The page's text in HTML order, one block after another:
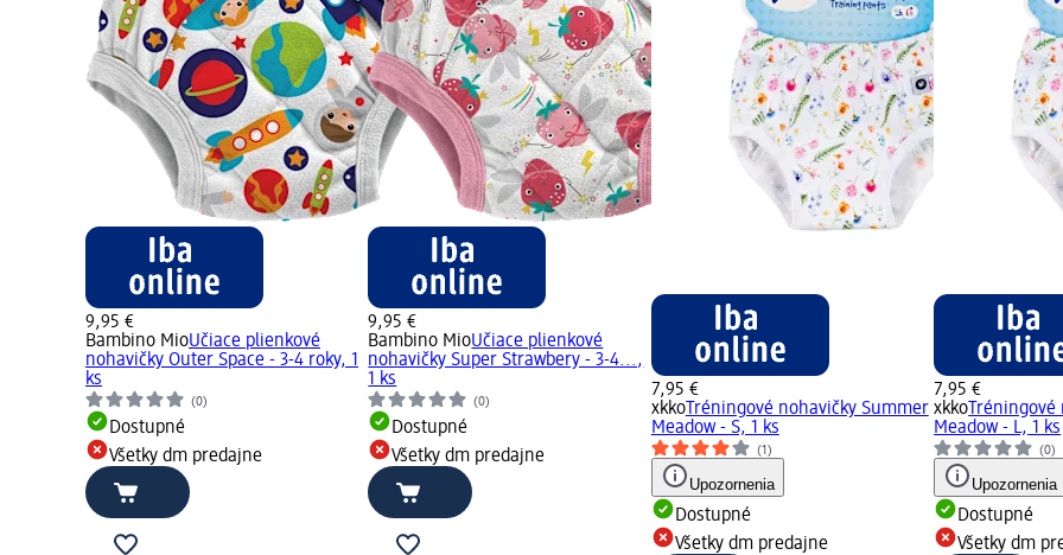
9,95 €
Bambino MioUčiace plienkové
nohavičky Outer Space - 3-4 roky, 1
ks
(0)
Dostupné
Všetky dm predajne
9,95 €
Bambino MioUčiace plienkové
nohavičky Super Strawbery - 3-4...,
1 ks
(0)
Dostupné
Všetky dm predajne
7,95 €
xkkoTréningové nohavičky Summer
Meadow - S, 1 ks
(1)
Upozornenia
Dostupné
Všetky dm predajne
7,95 €
xkko
Meadow - L, 1 ks
(0)
Upozornenia
Dostupné
Všetky dm